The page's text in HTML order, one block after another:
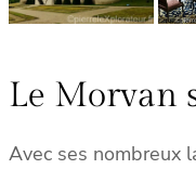
Le Morvan
Avec ses nombreux